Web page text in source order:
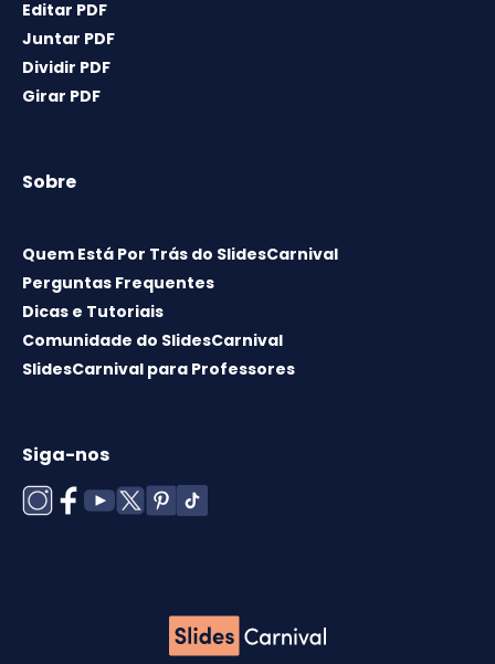
Editar PDF
Juntar PDF
Dividir PDF
Girar PDF
Sobre
Quem Está Por Trás do SlidesCarnival
Perguntas Frequentes
Dicas e Tutoriais
Comunidade do SlidesCarnival
SlidesCarnival para Professores
Siga-nos